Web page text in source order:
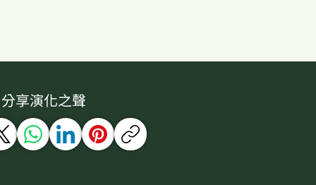
分享演化之聲